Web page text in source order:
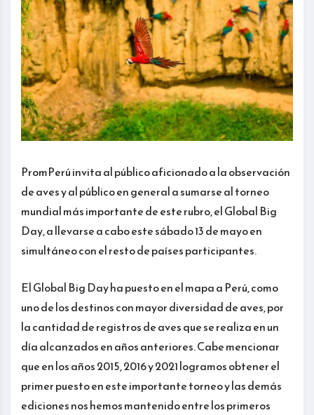
PromPerú invita al público aficionado a la observación
de aves y al público en general a sumarse al torneo
mundial más importante de este rubro, el Global Big
Day, a llevarse a cabo este sábado 13 de mayo en
simultáneo con el resto de países participantes.
El Global Big Day ha puesto en el mapa a Perú, como
uno de los destinos con mayor diversidad de aves, por
la cantidad de registros de aves que se realiza en un
día alcanzados en años anteriores. Cabe mencionar
que en los años 2015, 2016 y 2021 logramos obtener el
primer puesto en este importante torneo y las demás
ediciones nos hemos mantenido entre los primeros